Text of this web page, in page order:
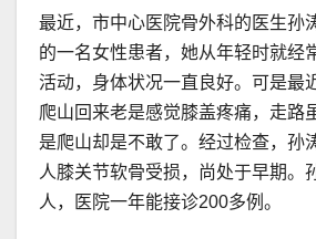
最近，市中心医院骨外科的医生孙
的一名女性患者，她从年轻时就经
活动，身体状况一直良好。可是最
爬山回来老是感觉膝盖疼痛，走路
是爬山却是不敢了。经过检查，孙
人膝关节软骨受损，尚处于早期。
人，医院一年能接诊200多例。